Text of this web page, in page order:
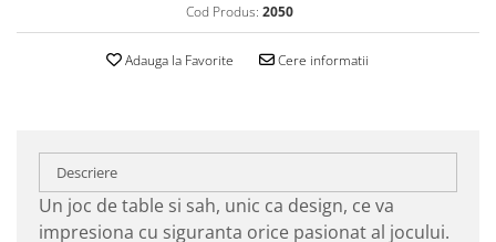
Cod Produs: 2050
Adauga la Favorite Cere informatii
Descriere
Un joc de table si sah, unic ca design, ce va
impresiona cu siguranta orice pasionat al jocului.